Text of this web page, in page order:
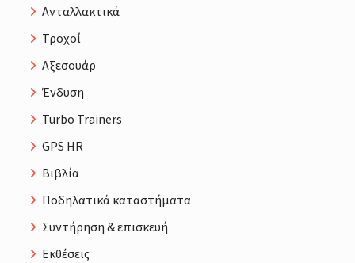
Ανταλλακτικά
Τροχοί
Αξεσουάρ
Ένδυση
Turbo Trainers
GPS HR
Βιβλία
Ποδηλατικά καταστήματα
Συντήρηση & επισκευή
Εκθέσεις